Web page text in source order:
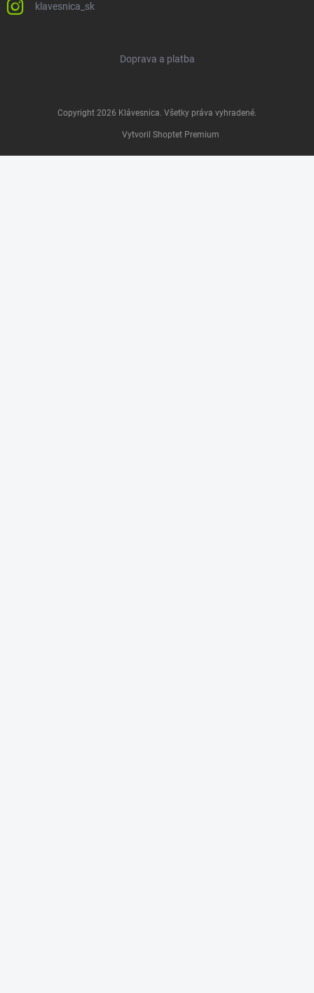
klavesnica_sk
Doprava a platba
Vytvoril Shoptet Premium
Copyright 2026 Klávesnica. Všetky práva vyhradené.